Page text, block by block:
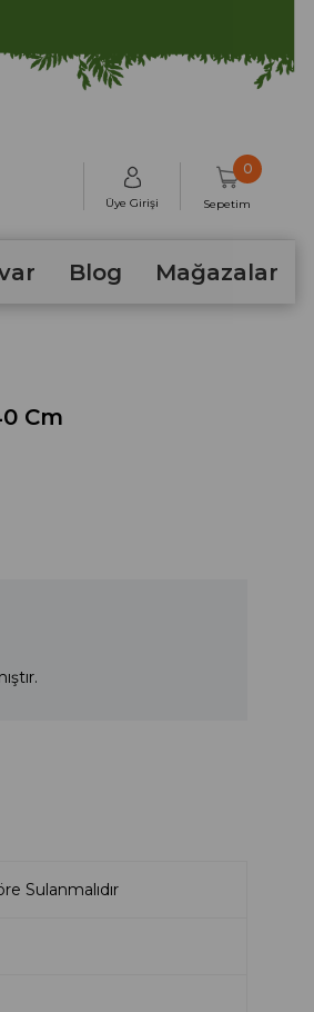
Üye Girişi Sepetim
0
Blog Mağazalar
Cm
Sulanmalıdır